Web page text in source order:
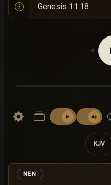
KJV
NEN